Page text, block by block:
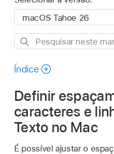
Pesquisar
manual
Índice
Definir
caracteres e
Texto no Mac
É possível ajustar o